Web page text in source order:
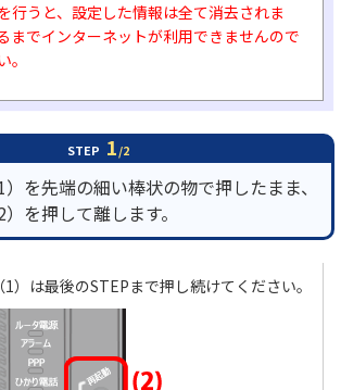
せ
に入り
せ サポートサイトの使い方
ネスのお客さ
ちら
工事・故障情報通知
行うと、設定した情報は全て消去されま
までインターネットが利用できませんので
。
STEP 1/2
を先端の細い棒状の物で押したまま、
を押して離します。
）は最後のSTEPまで押し続けてください。